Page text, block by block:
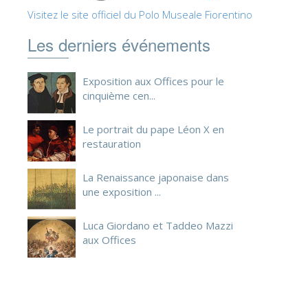
Visitez le site officiel du Polo Museale Fiorentino
Les derniers événements
Exposition aux Offices pour le
cinquième cen...
Le portrait du pape Léon X en
restauration
La Renaissance japonaise dans
une exposition ...
Luca Giordano et Taddeo Mazzi
aux Offices